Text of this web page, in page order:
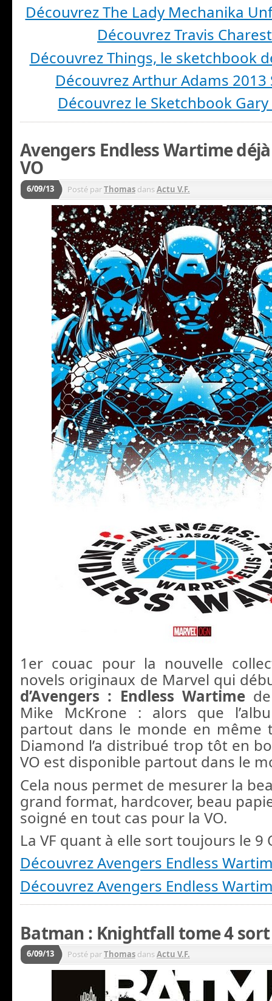
Découvrez The Lady Mechanika
Découvrez Travis
Découvrez Things, le sketchbook
Découvrez Arthur Adams
Découvrez le Sketchbook
Avengers Endless Wartime
VO
6/09/13 Posté parThomas dansActu V.F.
1er couac pour la nouvelle
novels originaux de Marvel qui
d’Avengers : Endless Wartime
Mike McKrone : alors que
partout dans le monde en même
Diamond l’a distribué trop tôt en
VO est disponible partout dans le
Cela nous permet de mesurer la
grand format, hardcover, beau
soigné en tout cas pour la VO.
La VF quant à elle sort toujours le 9
Découvrez Avengers Endless
Découvrez Avengers Endless
Batman : Knightfall tome 4 sort
6/09/13 Posté parThomas dansActu V.F.